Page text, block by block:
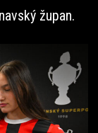
župan.